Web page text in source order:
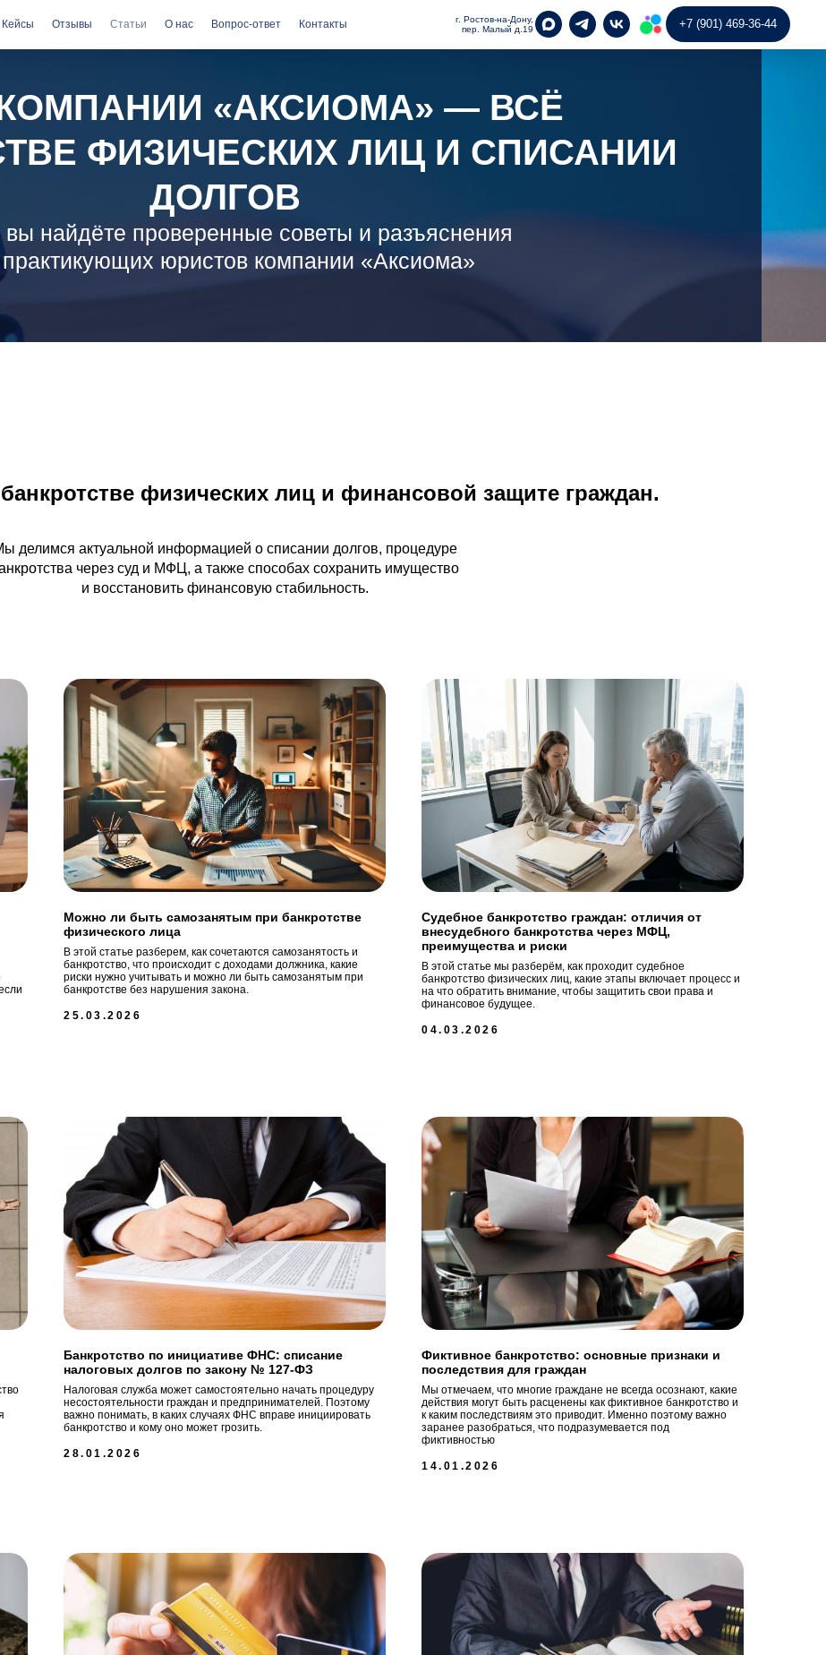
Кейсы Отзывы Статьи О нас Вопрос-ответ Контакты
г. Ростов-на-Дону,
пер. Малый д.19
+7 (901) 469-36-44
«АКСИОМА» — ВСЁ
ФИЗИЧЕСКИХ ЛИЦ И СПИСАНИИ
ДОЛГОВ
вы найдёте проверенные советы и разъяснения
практикующих юристов компании «Аксиома»
физических лиц и финансовой защите граждан.
делимся актуальной информацией о списании долгов, процедуре
через суд и МФЦ, а также способах сохранить имущество
и восстановить финансовую стабильность.
Можно ли быть самозанятым при банкротстве
физического лица
В этой статье разберем, как сочетаются самозанятость и
банкротство, что происходит с доходами должника, какие
риски нужно учитывать и можно ли быть самозанятым при
банкротстве без нарушения закона.
25.03.2026
Судебное банкротство граждан: отличия от
внесудебного банкротства через МФЦ,
преимущества и риски
В этой статье мы разберём, как проходит судебное
банкротство физических лиц, какие этапы включает процесс и
на что обратить внимание, чтобы защитить свои права и
финансовое будущее.
04.03.2026
Банкротство по инициативе ФНС: списание
налоговых долгов по закону № 127-ФЗ
Налоговая служба может самостоятельно начать процедуру
несостоятельности граждан и предпринимателей. Поэтому
важно понимать, в каких случаях ФНС вправе инициировать
банкротство и кому оно может грозить.
28.01.2026
Фиктивное банкротство: основные признаки и
последствия для граждан
Мы отмечаем, что многие граждане не всегда осознают, какие
действия могут быть расценены как фиктивное банкротство и
к каким последствиям это приводит. Именно поэтому важно
заранее разобраться, что подразумевается под
фиктивностью
14.01.2026